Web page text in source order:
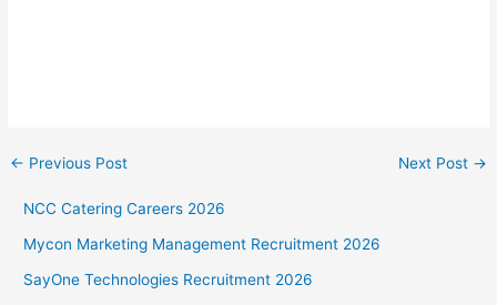
← Previous Post Next Post →
NCC Catering Careers 2026
Mycon Marketing Management Recruitment 2026
SayOne Technologies Recruitment 2026